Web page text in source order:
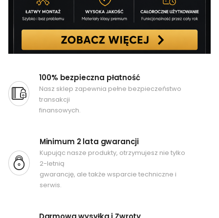
100% bezpieczna płatność
Nasz sklep zapewnia pełne bezpieczeństwo
transakcji
finansowych.
Minimum 2 lata gwarancji
Kupując nasze produkty, otrzymujesz nie tylko
2-letnią
gwarancję, ale także wsparcie techniczne i
serwis.